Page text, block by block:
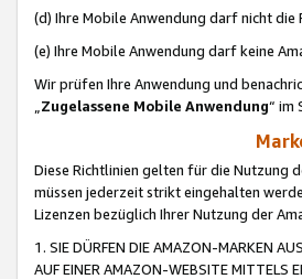
(d) Ihre Mobile Anwendung darf nicht
(e) Ihre Mobile Anwendung darf keine
Wir prüfen Ihre Anwendung und
„Zugelassene Mobile Anwendung“ im
Diese Richtlinien gelten für die Nutzung
müssen jederzeit strikt eingehalten
Lizenzen bezüglich Ihrer Nutzung der
1. SIE DÜRFEN DIE AMAZON-MARKEN
AUF EINER AMAZON-WEBSITE MITTELS